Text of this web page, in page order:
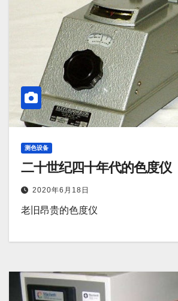
测色设备
二十世纪四十年代的色度仪
2020年6月18日
老旧昂贵的色度仪